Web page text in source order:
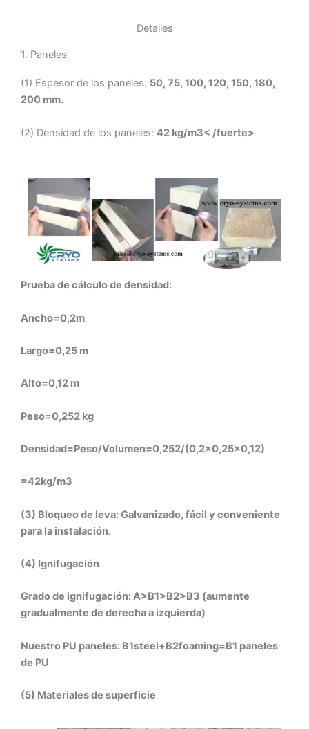
Detalles
1. Paneles
(1) Espesor de los paneles: 50, 75, 100, 120, 150, 180,
200 mm.
(2) Densidad de los paneles: 42 kg/m3< /fuerte>
Prueba de cálculo de densidad:
Ancho=0,2m
Largo=0,25 m
Alto=0,12 m
Peso=0,252 kg
Densidad=Peso/Volumen=0,252/(0,2×0,25×0,12)
=42kg/m3
(3) Bloqueo de leva: Galvanizado, fácil y conveniente
para la instalación.
(4) Ignifugación
Grado de ignifugación: A>B1>B2>B3 (aumente
gradualmente de derecha a izquierda)
Nuestro PU paneles: B1steel+B2foaming=B1 paneles
de PU
(5) Materiales de superficie